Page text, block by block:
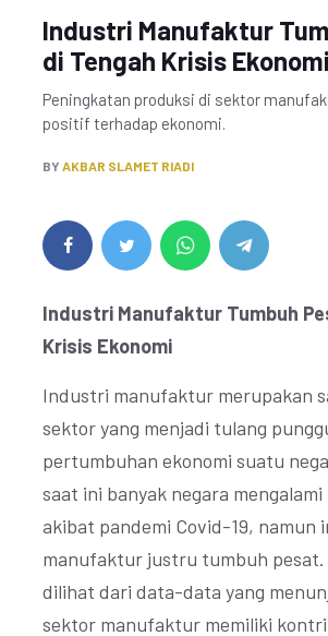
Industri Manufaktur
di Tengah Krisis Ekonomi
Peningkatan produksi di sektor
positif terhadap ekonomi.
BY AKBAR SLAMET RIADI
Industri Manufaktur Tumbuh
Krisis Ekonomi
Industri manufaktur merupakan
sektor yang menjadi tulang
pertumbuhan ekonomi suatu
saat ini banyak negara
akibat pandemi Covid-19, namun
manufaktur justru tumbuh pesat.
dilihat dari data-data yang
sektor manufaktur memiliki